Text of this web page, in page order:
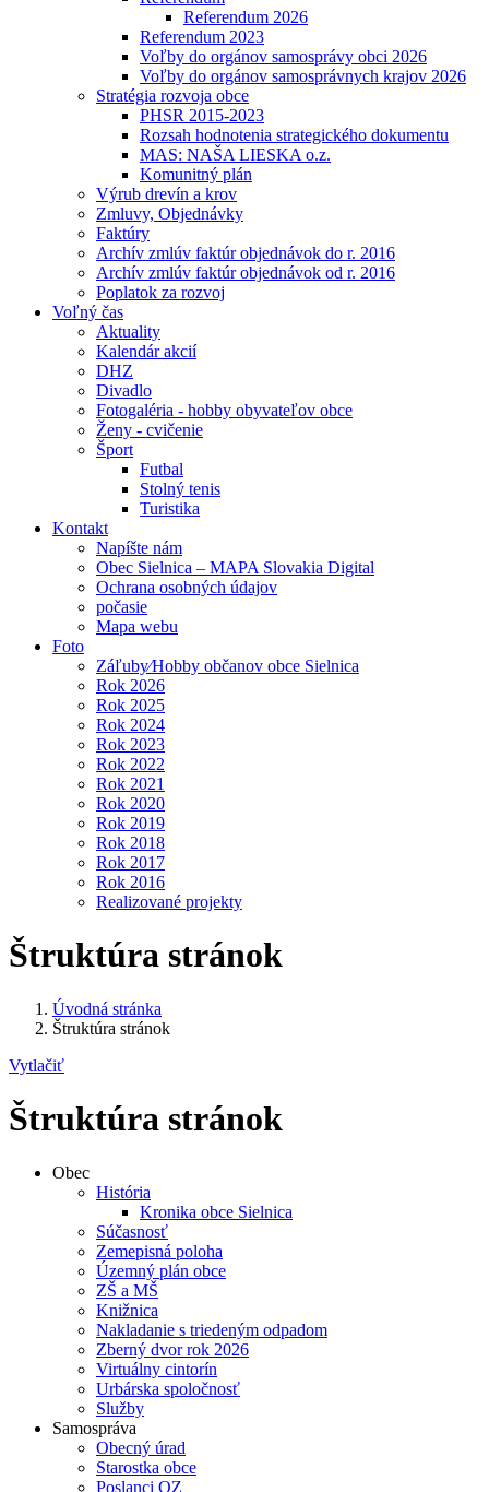
Referendum 2026
Referendum 2023
Voľby do orgánov samosprávy obci 2026
Voľby do orgánov samosprávnych krajov 2026
Stratégia rozvoja obce
PHSR 2015-2023
Rozsah hodnotenia strategického dokumentu
MAS: NAŠA LIESKA o.z.
Komunitný plán
Výrub drevín a krov
Zmluvy, Objednávky
Faktúry
Archív zmlúv faktúr objednávok do r. 2016
Archív zmlúv faktúr objednávok od r. 2016
Poplatok za rozvoj
Voľný čas
Aktuality
Kalendár akcií
DHZ
Divadlo
Fotogaléria - hobby obyvateľov obce
Ženy - cvičenie
Šport
Futbal
Stolný tenis
Turistika
Kontakt
Napíšte nám
Obec Sielnica – MAPA Slovakia Digital
Ochrana osobných údajov
počasie
Mapa webu
Foto
Záľuby⁄Hobby občanov obce Sielnica
Rok 2026
Rok 2025
Rok 2024
Rok 2023
Rok 2022
Rok 2021
Rok 2020
Rok 2019
Rok 2018
Rok 2017
Rok 2016
Realizované projekty
Štruktúra stránok
Úvodná stránka
Štruktúra stránok
Vytlačiť
Štruktúra stránok
Obec
História
Kronika obce Sielnica
Súčasnosť
Zemepisná poloha
Územný plán obce
ZŠ a MŠ
Knižnica
Nakladanie s triedeným odpadom
Zberný dvor rok 2026
Virtuálny cintorín
Urbárska spoločnosť
Služby
Samospráva
Obecný úrad
Starostka obce
Poslanci OZ